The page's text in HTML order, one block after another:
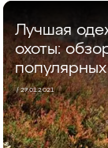
Лучшая
охоты:
/ 27.01.2021